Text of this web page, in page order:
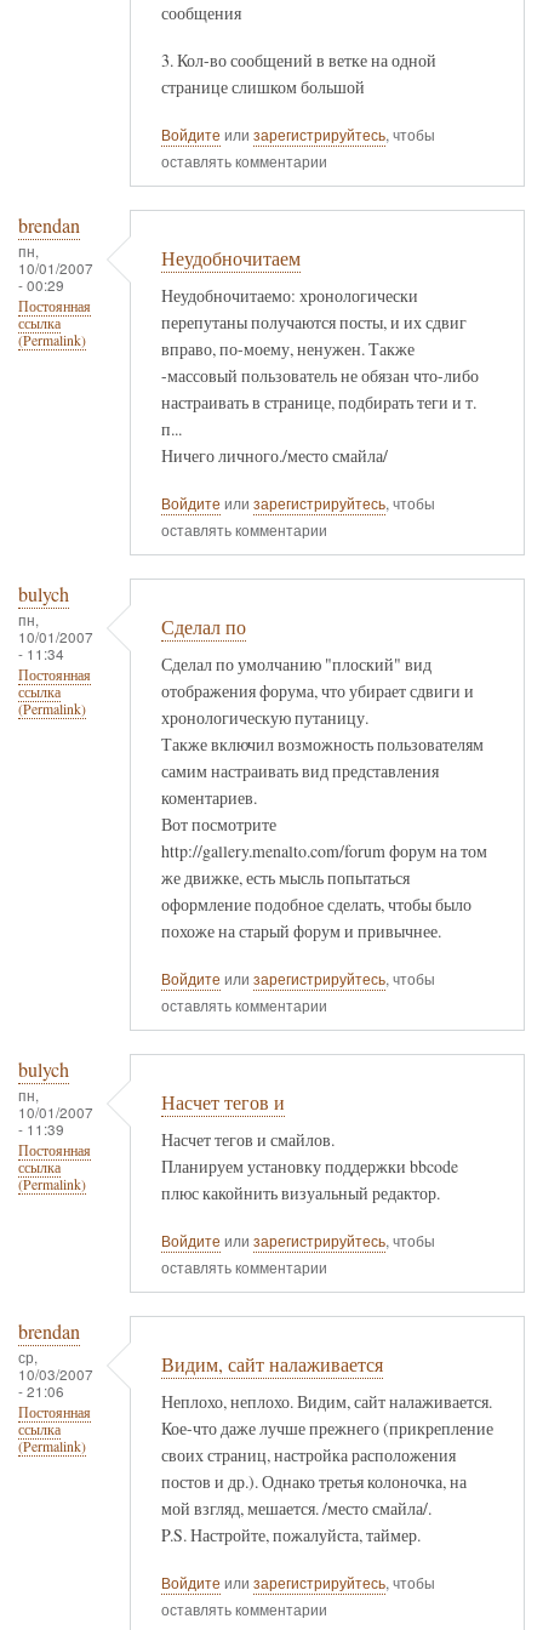
сообщения
3. Кол-во сообщений в ветке на одной
странице слишком большой
Войдите или зарегистрируйтесь, чтобы
оставлять комментарии
brendan
пн,
10/01/2007
- 00:29
Постоянная
ссылка
(Permalink)
Неудобночитаем
Неудобночитаемо: хронологически
перепутаны получаются посты, и их сдвиг
вправо, по-моему, ненужен. Также
-массовый пользователь не обязан что-либо
настраивать в странице, подбирать теги и т.
п...
Ничего личного./место смайла/
Войдите или зарегистрируйтесь, чтобы
оставлять комментарии
bulych
пн,
10/01/2007
- 11:34
Постоянная
ссылка
(Permalink)
Сделал по
Сделал по умолчанию "плоский" вид
отображения форума, что убирает сдвиги и
хронологическую путаницу.
Также включил возможность пользователям
самим настраивать вид представления
коментариев.
Вот посмотрите
http://gallery.menalto.com/forum форум на том
же движке, есть мысль попытаться
оформление подобное сделать, чтобы было
похоже на старый форум и привычнее.
Войдите или зарегистрируйтесь, чтобы
оставлять комментарии
bulych
пн,
10/01/2007
- 11:39
Постоянная
ссылка
(Permalink)
Насчет тегов и
Насчет тегов и смайлов.
Планируем установку поддержки bbcode
плюс какойнить визуальный редактор.
Войдите или зарегистрируйтесь, чтобы
оставлять комментарии
brendan
ср,
10/03/2007
- 21:06
Постоянная
ссылка
(Permalink)
Видим, сайт налаживается
Неплохо, неплохо. Видим, сайт налаживается.
Кое-что даже лучше прежнего (прикрепление
своих страниц, настройка расположения
постов и др.). Однако третья колоночка, на
мой взгляд, мешается. /место смайла/.
P.S. Настройте, пожалуйста, таймер.
Войдите или зарегистрируйтесь, чтобы
оставлять комментарии